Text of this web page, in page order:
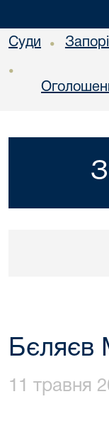
Суди •
•
Бєляєв
11 травня